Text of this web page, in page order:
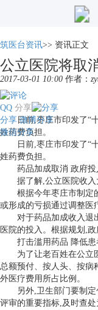
筑医台资讯>> 资讯正文
公立医院将取
2017-03-01 10:00 作者：
分享
QQ
分享 微博分享
微信分享
日前,枣庄市印发了“十二
姓药费负担。
日前,枣庄市印发了“十
姓药费负担。
药品加成取消 政府投
据了解,公立医院收入大
根据今年枣庄市制定的
或形成的亏损通过调整医
对于药品加成收入退出
医院的投入。根据规划,
打击滥用药品 降低患
为了让老百姓在公立医
总额预付、按人头、按病
外医疗费用所占比例。
另外,卫生部门要制定包
评审的重要指标,及时查